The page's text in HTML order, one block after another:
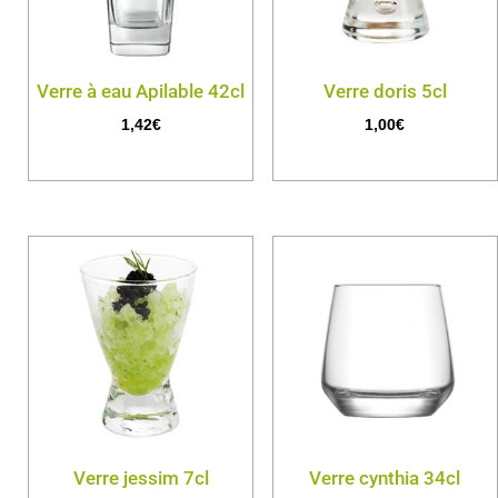
Verre à eau Apilable 42cl
1,42€
Verre doris 5cl
1,00€
Verre jessim 7cl Verre cynthia 34cl